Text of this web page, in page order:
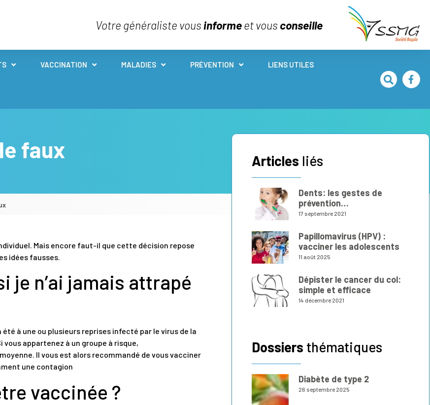
Votre généraliste vous informeet vous conseille
VACCINATION MALADIES PRÉVENTION LIENS UTILES
faux Articles liés
Dents: les gestes de
prévention…
17 septembre 2021
Papillomavirus (HPV) :
vacciner les adolescents
11 août 2025
Dépister le cancer du col:
simple et efficace
14 décembre 2021
Dossiers thématiques
Diabète de type 2
26 septembre 2025
Mais encore faut-il que cette décision repose
idées fausses.
je n’ai jamais attrapé
été à une ou plusieurs reprises infecté par le virus de la
appartenez à un groupe à risque,
Il vous est alors recommandé de vous vacciner
une contagion
vaccinée ?